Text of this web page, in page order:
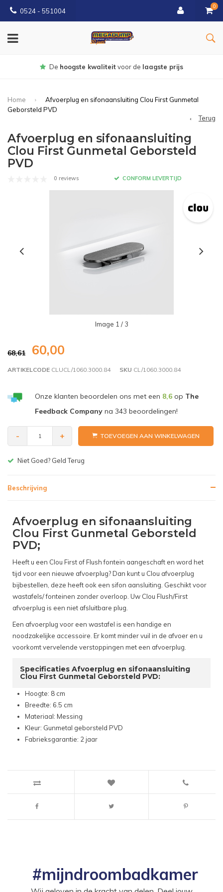
0524 - 551004
0
De hoogste kwaliteitvoor de laagste prijs
Home
Afvoerplug en sifonaansluiting Clou First Gunmetal
Geborsteld PVD
Terug
Afvoerplug en sifonaansluiting
Clou First Gunmetal Geborsteld
PVD
0 reviews CONFORM LEVERTIJD
Image 1 / 3
68,61 60,00
ARTIKELCODE CLUCL/1060.3000.84 SKU CL/1060.3000.84
Onze klanten beoordelen ons met een 8,6op The
Feedback Companyna 343 beoordelingen!
- + TOEVOEGEN AAN WINKELWAGEN
Niet Goed? Geld Terug
Beschrijving
Afvoerplug en sifonaansluiting
Clou First Gunmetal Geborsteld
PVD;
Heeft u een Clou First of Flush fontein aangeschaft en word het
tijd voor een nieuwe afvoerplug? Dan kunt u Clou afvoerplug
bijbestellen, deze heeft ook een sifon aansluiting. Geschikt voor
wastafels/ fonteinen zonder overloop. Uw Clou Flush/First
afvoerplug is een niet afsluitbare plug.
Een afvoerplug voor een wastafel is een handige en
noodzakelijke accessoire. Er komt minder vuil in de afvoer en u
voorkomt vervelende verstoppingen met een afvoerplug.
Specificaties Afvoerplug en sifonaansluiting
Clou First Gunmetal Geborsteld PVD:
Hoogte: 8 cm
Breedte: 6.5 cm
Materiaal: Messing
Kleur: Gunmetal geborsteld PVD
Fabrieksgarantie: 2 jaar
#mijndroombadkamer